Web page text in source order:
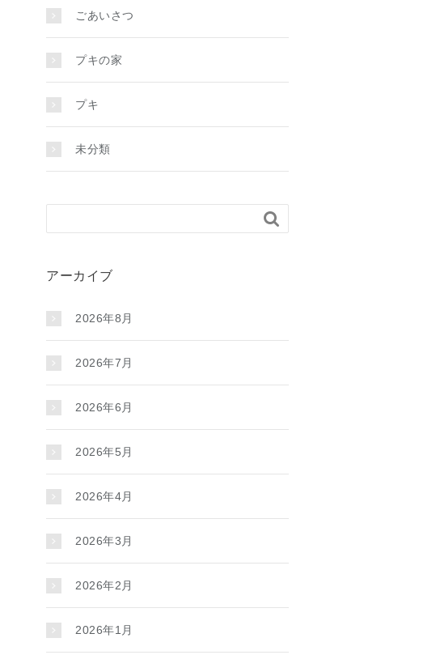
ごあいさつ
プキの家
プキ
未分類

アーカイブ
2026年8月
2026年7月
2026年6月
2026年5月
2026年4月
2026年3月
2026年2月
2026年1月